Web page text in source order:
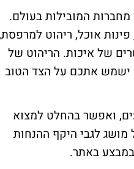
המובילות בעולם.
פינות אוכל, ריהוט
של איכות. הריהוט של
ישמש אתכם על הצד הטוב
ואפשר בהחלט למצוא
מושג לגבי היקף ההנחות
במבצע באתר.